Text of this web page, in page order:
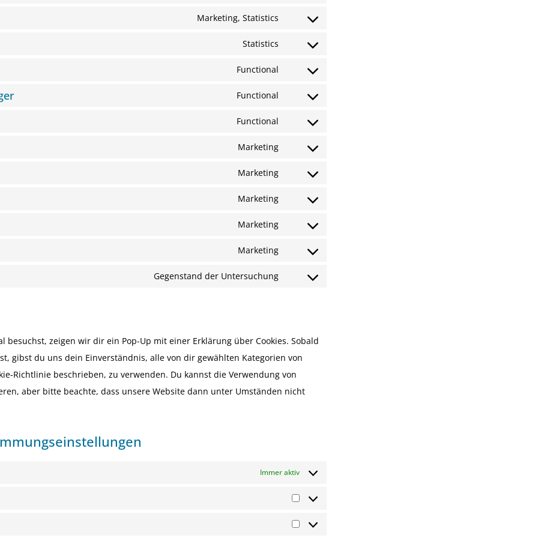
Marketing, Statistics
Statistics
Functional
Functional
Functional
Marketing
Marketing
Marketing
Marketing
Marketing
Gegenstand der Untersuchung
besuchst, zeigen wir dir ein Pop-Up mit einer Erklärung über Cookies. Sobald
gibst du uns dein Einverständnis, alle von dir gewählten Kategorien von
Richtlinie beschrieben, zu verwenden. Du kannst die Verwendung von
aber bitte beachte, dass unsere Website dann unter Umständen nicht
Immer aktiv